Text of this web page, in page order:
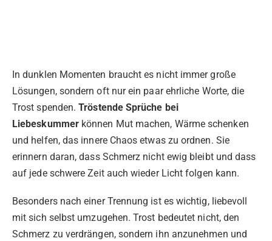
In dunklen Momenten braucht es nicht immer große
Lösungen, sondern oft nur ein paar ehrliche Worte, die
Trost spenden.Tröstende Sprüche bei
Liebeskummerkönnen Mut machen, Wärme schenken
und helfen, das innere Chaos etwas zu ordnen. Sie
erinnern daran, dass Schmerz nicht ewig bleibt und dass
auf jede schwere Zeit auch wieder Licht folgen kann.
Besonders nach einer Trennung ist es wichtig, liebevoll
mit sich selbst umzugehen. Trost bedeutet nicht, den
Schmerz zu verdrängen, sondern ihn anzunehmen und